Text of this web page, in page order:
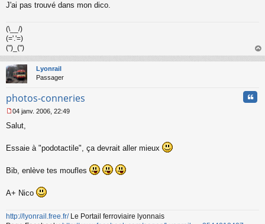
u
J'ai pas trouvé dans mon dico.
(\__/)
(='.'=)
(")_(")
au
Lyonrail
Passager
photos-conneries
e
a
e
n
u
04 janv. 2006, 22:49
Salut,
Essaie à "podotactile", ça devrait aller mieux
Bib, enlève tes moufles
A+ Nico
http://lyonrail.free.fr/Le Portail ferroviaire lyonnais